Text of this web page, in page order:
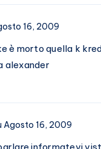
16, 2009
è morto quella k
alexander
Agosto 16, 2009